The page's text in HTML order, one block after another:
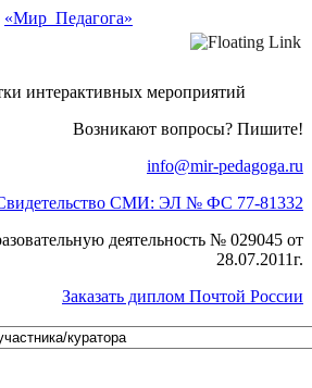
«Мир Педагога»
интерактивных мероприятий
Возникают вопросы? Пишите!
info@mir-pedagoga.ru
СМИ: ЭЛ № ФС 77-81332
деятельность № 029045 от
28.07.2011г.
Заказать диплом Почтой России